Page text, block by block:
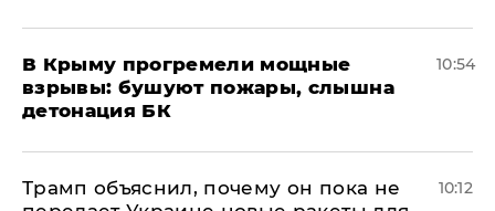
В Крыму прогремели мощные
взрывы: бушуют пожары, слышна
детонация БК
10:54
Трамп объяснил, почему он пока не
10:12